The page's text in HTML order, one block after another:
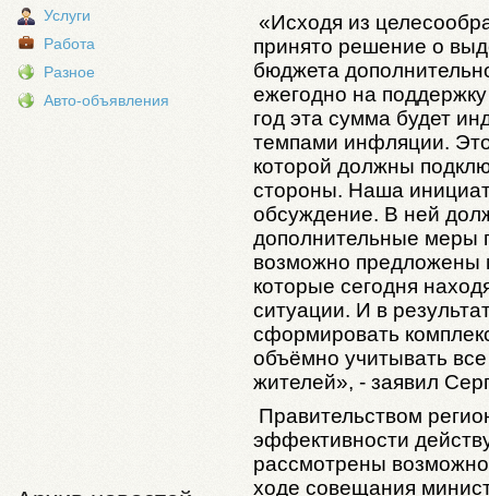
Услуги
Работа
Разное
Авто-объявления
«Исходя из
принято решение о
бюджета
ежегодно на
год эта сумма будет
темпами инфляции.
которой должны
стороны. Наша
обсуждение. В ней
дополнительные меры
возможно предложены
которые сегодня
ситуации. И в
сформировать
объёмно учитывать
жителей», - заявил
Правительством
эффективности
рассмотрены
ходе совещания